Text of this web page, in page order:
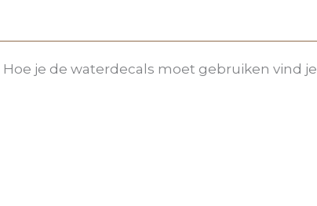
je de waterdecals moet gebruiken vind je